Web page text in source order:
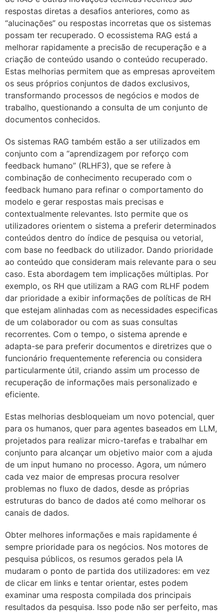
respostas diretas a desafios anteriores, como as
“alucinações” ou respostas incorretas que os sistemas
possam ter recuperado. O ecossistema RAG está a
melhorar rapidamente a precisão de recuperação e a
criação de conteúdo usando o conteúdo recuperado.
Estas melhorias permitem que as empresas aproveitem
os seus próprios conjuntos de dados exclusivos,
transformando processos de negócios e modos de
trabalho, questionando a consulta de um conjunto de
documentos conhecidos.
Os sistemas RAG também estão a ser utilizados em
conjunto com a “aprendizagem por reforço com
feedback humano” (RLHF3), que se refere à
combinação de conhecimento recuperado com o
feedback humano para refinar o comportamento do
modelo e gerar respostas mais precisas e
contextualmente relevantes. Isto permite que os
utilizadores orientem o sistema a preferir determinados
conteúdos dentro do índice de pesquisa ou vetorial,
com base no feedback do utilizador. Dando prioridade
ao conteúdo que consideram mais relevante para o seu
caso. Esta abordagem tem implicações múltiplas. Por
exemplo, os RH que utilizam a RAG com RLHF podem
dar prioridade a exibir informações de políticas de RH
que estejam alinhadas com as necessidades especificas
de um colaborador ou com as suas consultas
recorrentes. Com o tempo, o sistema aprende e
adapta-se para preferir documentos e diretrizes que o
funcionário frequentemente referencia ou considera
particularmente útil, criando assim um processo de
recuperação de informações mais personalizado e
eficiente.
Estas melhorias desbloqueiam um novo potencial, quer
para os humanos, quer para agentes baseados em LLM,
projetados para realizar micro-tarefas e trabalhar em
conjunto para alcançar um objetivo maior com a ajuda
de um input humano no processo. Agora, um número
cada vez maior de empresas procura resolver
problemas no fluxo de dados, desde as próprias
estruturas do banco de dados até como melhorar os
canais de dados.
Obter melhores informações e mais rapidamente é
sempre prioridade para os negócios. Nos motores de
pesquisa públicos, os resumos gerados pela IA
mudaram o ponto de partida dos utilizadores: em vez
de clicar em links e tentar orientar, estes podem
examinar uma resposta compilada dos principais
resultados da pesquisa. Isso pode não ser perfeito, mas